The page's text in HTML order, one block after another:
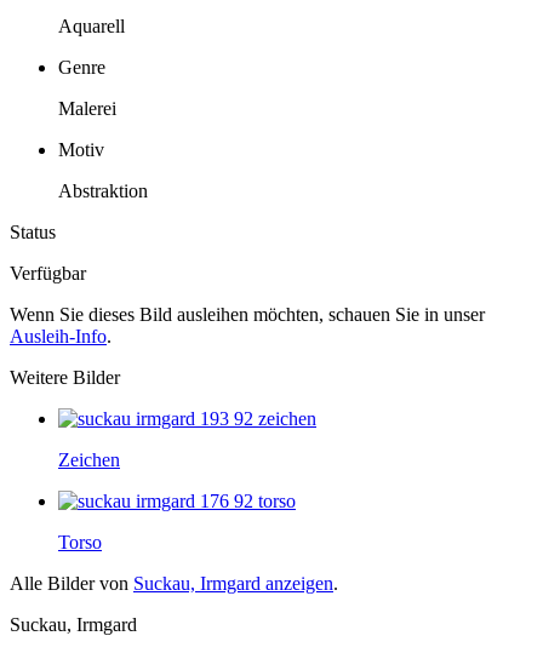
Aquarell
Genre
Malerei
Motiv
Abstraktion
Status
Verfügbar
Wenn Sie dieses Bild ausleihen möchten, schauen Sie in unser
Ausleih-Info.
Weitere Bilder
Zeichen
Torso
Alle Bilder von Suckau, Irmgard anzeigen.
Suckau, Irmgard